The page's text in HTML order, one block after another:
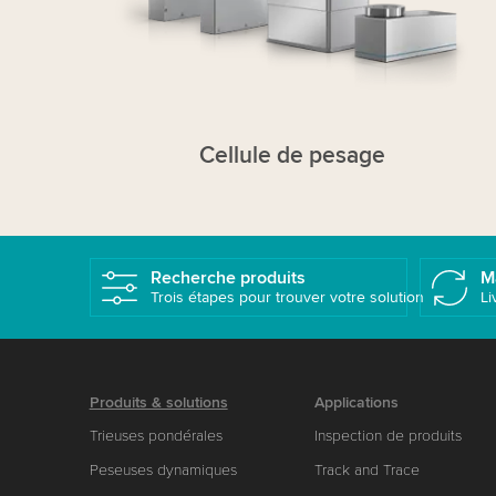
Cellule de pesage
Recherche produits
Trois étapes pour trouver votre solution
Produits & solutions
Trieuses pondérales
Peseuses dynamiques
Applications
Inspection de produits
Track and Trace